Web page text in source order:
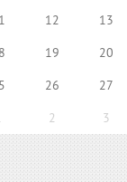
12 13
19 20
26 27
2 3